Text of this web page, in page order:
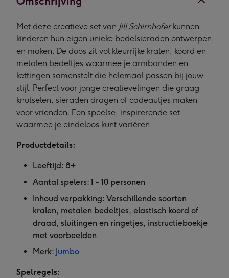
Met deze creatieve set van Jill Schirnhoferkunnen
kinderen hun eigen unieke bedelsieraden ontwerpen
en maken. De doos zit vol kleurrijke kralen, koord en
metalen bedeltjes waarmee je armbanden en
kettingen samenstelt die helemaal passen bij jouw
stijl. Perfect voor jonge creatievelingen die graag
knutselen, sieraden dragen of cadeautjes maken
voor vrienden. Een speelse, inspirerende set
waarmee je eindeloos kunt variëren.
Productdetails:
Leeftijd: 8+
Aantal spelers: 1 - 10 personen
Inhoud verpakking: Verschillende soorten
kralen, metalen bedeltjes, elastisch koord of
draad, sluitingen en ringetjes, instructieboekje
met voorbeelden
Merk: Jumbo
Spelregels: